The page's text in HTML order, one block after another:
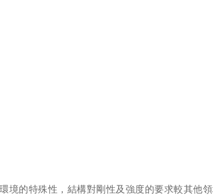
境的特殊性，結構對剛性及強度的要求較其他